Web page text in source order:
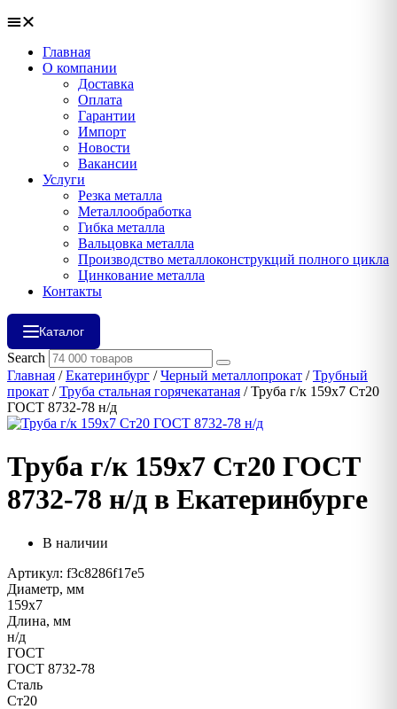
Главная
О компании
Доставка
Оплата
Гарантии
Импорт
Новости
Вакансии
Услуги
Резка металла
Металлообработка
Гибка металла
Вальцовка металла
Производство металлоконструкций полного цикла
Цинкование металла
Контакты
Каталог
Search
Главная /Екатеринбург /Черный металлопрокат /Трубный
прокат /Труба стальная горячекатаная / Труба г/к 159х7 Ст20
ГОСТ 8732-78 н/д
Труба г/к 159х7 Ст20 ГОСТ
8732-78 н/д в Екатеринбурге
В наличии
Артикул: f3c8286f17e5
Диаметр, мм
159х7
Длина, мм
н/д
ГОСТ
ГОСТ 8732-78
Сталь
Ст20